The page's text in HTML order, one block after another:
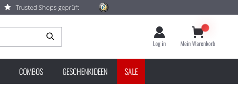
Trusted Shops geprüft
Log in Mein Warenkorb
COMBOS GESCHENKIDEEN SALE